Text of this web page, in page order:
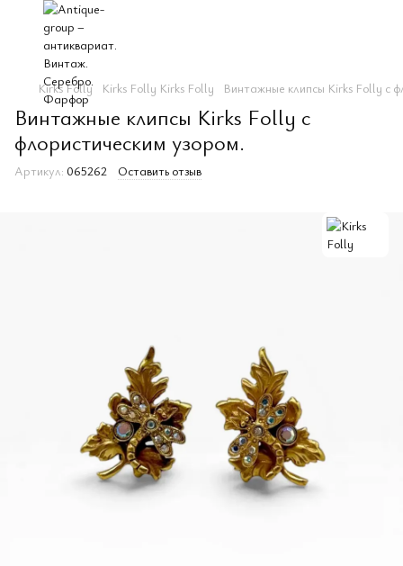
Kirks Folly Kirks Folly Kirks Folly Винтажные клипсы Kirks Folly с
Винтажные клипсы Kirks Folly с
флористическим узором.
Артикул: 065262 Оставить отзыв